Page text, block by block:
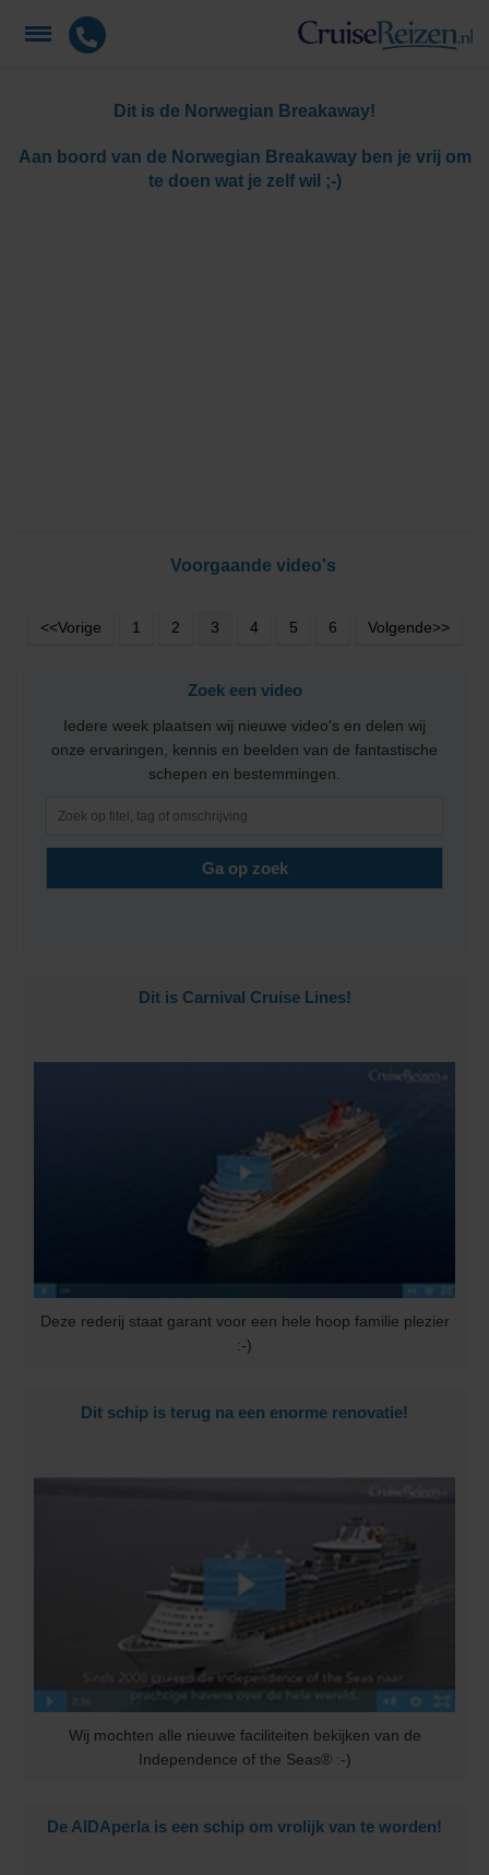
Dit is de Norwegian Breakaway!
Aan boord van de Norwegian Breakaway ben je vrij om
te doen wat je zelf wil ;-)
Voorgaande video's
<<Vorige 1 2 3 4 5 6 Volgende>>
Zoek een video
Iedere week plaatsen wij nieuwe video's en delen wij
onze ervaringen, kennis en beelden van de fantastische
schepen en bestemmingen.
Dit is Carnival Cruise Lines!
Deze rederij staat garant voor een hele hoop familie plezier
:-)
Dit schip is terug na een enorme renovatie!
Wij mochten alle nieuwe faciliteiten bekijken van de
Independence of the Seas® :-)
De AIDAperla is een schip om vrolijk van te worden!